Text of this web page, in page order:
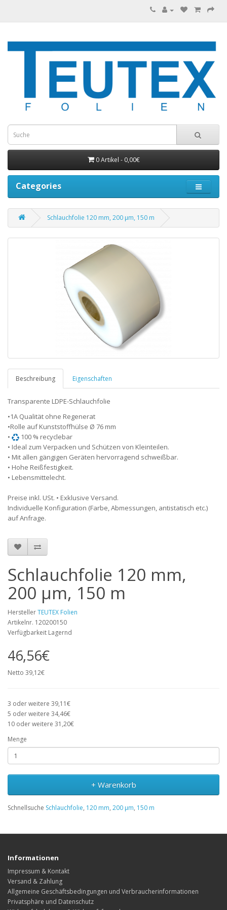
0 Artikel - 0,00€
Categories
Schlauchfolie 120 mm, 200 µm, 150 m
Beschreibung Eigenschaften
Transparente LDPE-Schlauchfolie
•1A Qualität ohne Regenerat
•Rolle auf Kunststoffhülse Ø 76 mm
•
100 % recyclebar
• Ideal zum Verpacken und Schützen von Kleinteilen.
• Mit allen gängigen Geräten hervorragend schweißbar.
• Hohe Reißfestigkeit.
• Lebensmittelecht.
Preise inkl. USt. • Exklusive Versand.
Individuelle Konfiguration (Farbe, Abmessungen, antistatisch etc.)
auf Anfrage.
Schlauchfolie 120 mm,
200 µm, 150 m
HerstellerTEUTEX Folien
Artikelnr. 120200150
Verfügbarkeit Lagernd
46,56€
Netto 39,12€
3 oder weitere 39,11€
5 oder weitere 34,46€
10 oder weitere 31,20€
Menge
+ Warenkorb
Schnellsuche Schlauchfolie, 120 mm, 200 µm, 150 m
Informationen
Impressum & Kontakt
Versand & Zahlung
Allgemeine Geschäftsbedingungen und Verbraucherinformationen
Privatsphäre und Datenschutz